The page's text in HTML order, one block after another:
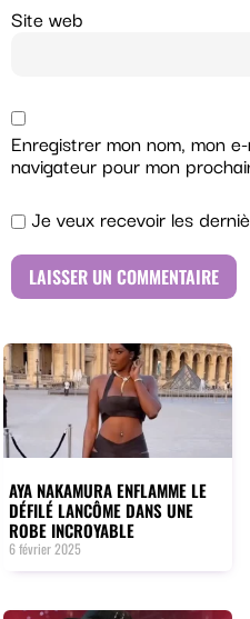
Site web
Enregistrer mon nom, mon
navigateur pour mon
Je veux recevoir les
AYA NAKAMURA ENFLAMME LE
DÉFILÉ LANCÔME DANS UNE
ROBE INCROYABLE
6 février 2025